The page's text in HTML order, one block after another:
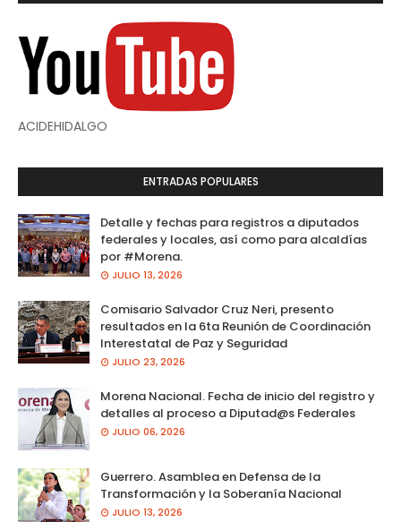
ACIDEHIDALGO
ENTRADAS POPULARES
Detalle y fechas para registros a diputados
federales y locales, así como para alcaldías
por #Morena.
JULIO 13, 2026
Comisario Salvador Cruz Neri, presento
resultados en la 6ta Reunión de Coordinación
Interestatal de Paz y Seguridad
JULIO 23, 2026
Morena Nacional. Fecha de inicio del registro y
detalles al proceso a Diputad@s Federales
JULIO 06, 2026
Guerrero. Asamblea en Defensa de la
Transformación y la Soberanía Nacional
JULIO 13, 2026